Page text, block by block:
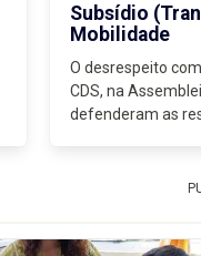
Subsídio
Mobilidade
O desrespeito
CDS, na
defenderam as
de um misto de